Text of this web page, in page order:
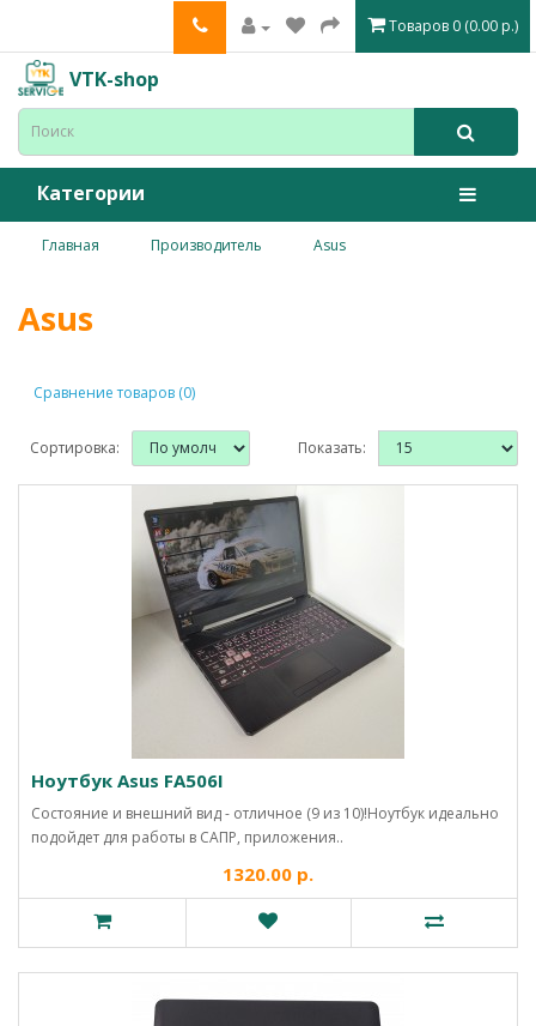
Товаров 0 (0.00 р.)
VTK-shop
Категории
Главная Производитель Asus
Asus
Сравнение товаров (0)
Сортировка: Показать:
Ноутбук Asus FA506I
Состояние и внешний вид - отличное (9 из 10)!Ноутбук идеально
подойдет для работы в САПР, приложения..
1320.00 р.